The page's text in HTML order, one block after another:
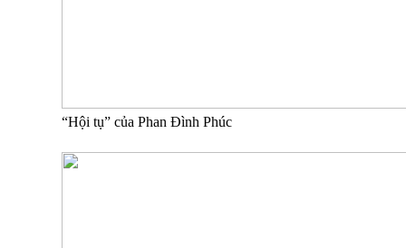
“Hội tụ” của Phan Đình Phúc